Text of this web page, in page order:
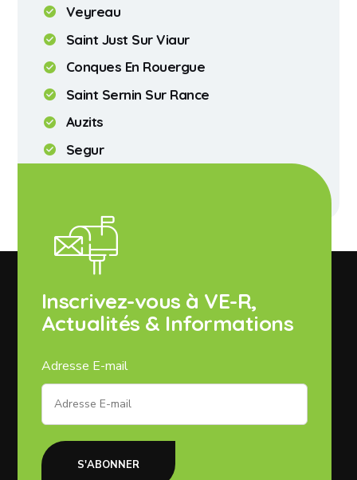
Veyreau
Saint Just Sur Viaur
Conques En Rouergue
Saint Sernin Sur Rance
Auzits
Segur
Inscrivez-vous à VE-R,
Actualités & Informations
Adresse E-mail
S'ABONNER